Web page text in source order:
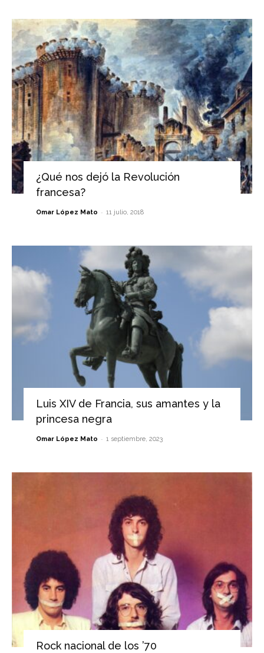
¿Qué nos dejó la Revolución
francesa?
Omar López Mato - 11 julio, 2018
Luis XIV de Francia, sus amantes y la
princesa negra
Omar López Mato - 1 septiembre, 2023
Rock nacional de los ’70